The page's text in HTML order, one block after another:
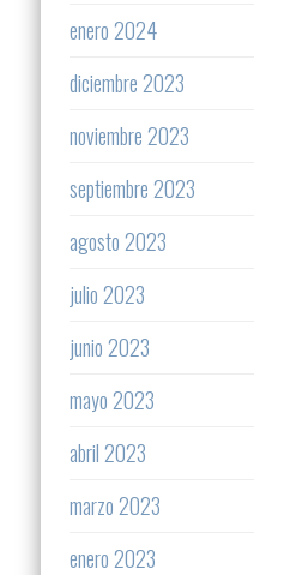
enero 2024
diciembre 2023
noviembre 2023
septiembre 2023
agosto 2023
julio 2023
junio 2023
mayo 2023
abril 2023
marzo 2023
enero 2023